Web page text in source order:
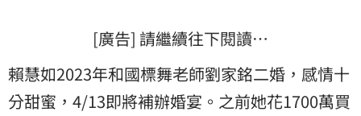
[廣告] 請繼續往下閱讀…
賴慧如2023年和國標舞老師劉家銘二婚，感情十
分甜蜜，4/13即將補辦婚宴。之前她花1700萬買